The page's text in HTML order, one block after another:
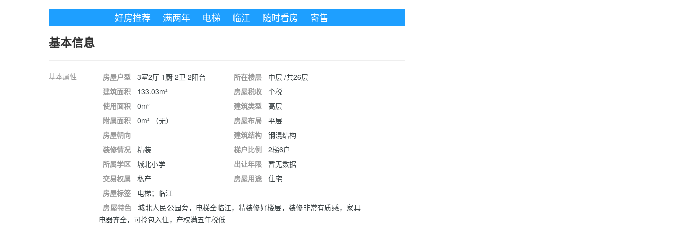
好房推荐 满两年 电梯 临江 随时看房 寄售
基本信息
基本属性 房屋户型 3室2厅 1厨 2卫 2阳台 所在楼层
中层 /共26层
建筑面积
133.03m² 房屋税收
个税
使用面积
0m² 建筑类型
高层
附属面积
0m² （无） 房屋布局
平层
房屋朝向
建筑结构
钢混结构
装修情况
精装 梯户比例
2梯6户
所属学区
城北小学 出让年限
暂无数据
交易权属
私产 房屋用途
住宅
房屋标签
电梯；临江
房屋特色
城北人民公园旁，电梯全临江，精装修好楼层，装修非常有质感，家具
电器齐全，可拎包入住，产权满五年税低